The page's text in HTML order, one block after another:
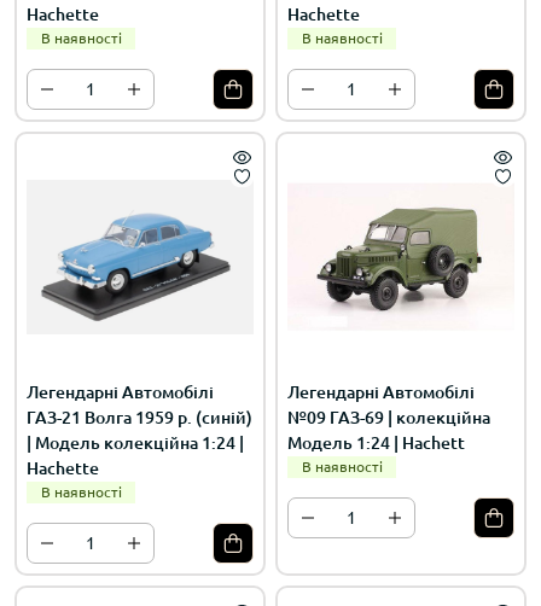
Hachette
В наявності
Hachette
В наявності
Легендарні Автомобілі
ГАЗ-21 Волга 1959 р. (синій)
| Модель колекційна 1:24 |
Hachette
В наявності
Легендарні Автомобілі
№09 ГАЗ-69 | колекційна
Модель 1:24 | Hachett
В наявності